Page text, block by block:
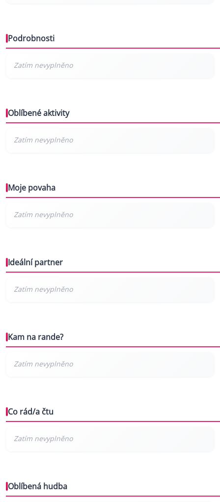
Podrobnosti
Oblíbené aktivity
Moje povaha
Ideální partner
Kam na rande?
Co rád/a čtu
Oblíbená hudba